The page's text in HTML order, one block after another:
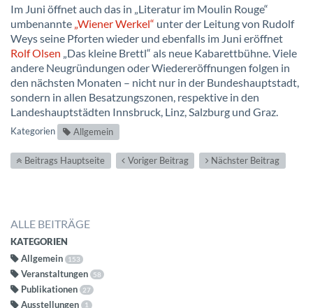
Im Juni öffnet auch das in „Literatur im Moulin Rouge“
umbenannte „Wiener Werkel“ unter der Leitung von Rudolf
Weys seine Pforten wieder und ebenfalls im Juni eröffnet
Rolf Olsen „Das kleine Brettl“ als neue Kabarettbühne. Viele
andere Neugründungen oder Wiedereröffnungen folgen in
den nächsten Monaten – nicht nur in der Bundeshauptstadt,
sondern in allen Besatzungszonen, respektive in den
Landeshauptstädten Innsbruck, Linz, Salzburg und Graz.
Kategorien Allgemein
Beitrags Hauptseite Voriger Beitrag Nächster Beitrag
ALLE BEITRÄGE
KATEGORIEN
Allgemein 153
Veranstaltungen 58
Publikationen 27
Ausstellungen 1